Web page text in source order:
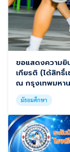
ขอแสดงความยิ
เกียรติ (ได้สิทธิ์
ณ กรุงเทพมหา
มัธยมศึกษา